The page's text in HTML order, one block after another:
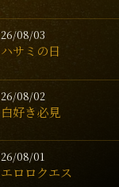
26/08/03
ハサミの日
26/08/02
白好き必見
26/08/01
エロロクエス